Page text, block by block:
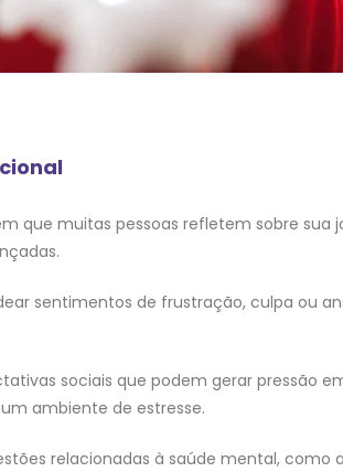
muitas pessoas refletem sobre sua
sentimentos de frustração, culpa ou
sociais que podem gerar pressão
ambiente de estresse.
relacionadas à saúde mental, como